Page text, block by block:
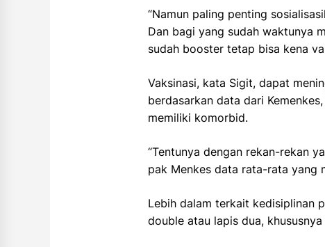
“Namun paling penting
Dan bagi yang sudah waktunya
sudah booster tetap bisa kena
Vaksinasi, kata Sigit, dapat
berdasarkan data dari
memiliki komorbid.
“Tentunya dengan rekan-rekan
pak Menkes data rata-rata yang
Lebih dalam terkait kedisiplinan
double atau lapis dua,